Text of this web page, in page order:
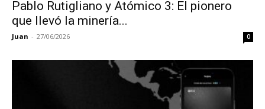
Pablo Rutigliano y Atómico 3: El pionero
que llevó la minería...
Juan - 27/06/2026 0